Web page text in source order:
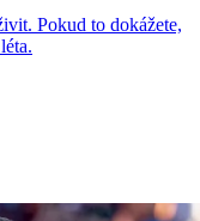
Pokud to dokážete,